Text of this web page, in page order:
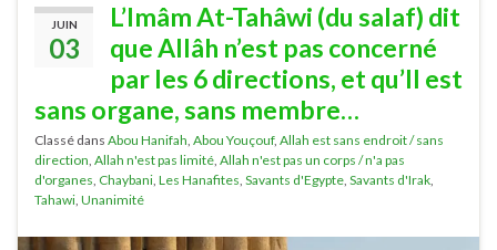
JUIN
03
L’Imâm At-Tahâwi (du salaf) dit
que Allâh n’est pas concerné
par les 6 directions, et qu’Il est
sans organe, sans membre…
Classé dans Abou Hanifah, Abou Youçouf, Allah est sans endroit / sans
direction, Allah n'est pas limité, Allah n'est pas un corps / n'a pas
d'organes, Chaybani, Les Hanafites, Savants d'Egypte, Savants d'Irak,
Tahawi, Unanimité